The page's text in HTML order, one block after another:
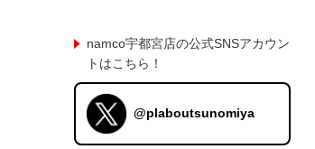
namco宇都宮店の公式SNSアカウン
トはこちら！
@plaboutsunomiya